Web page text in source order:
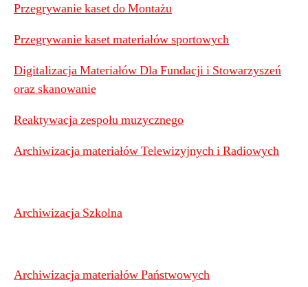
Przegrywanie kaset do Montażu
Przegrywanie kaset materiałów sportowych
Digitalizacja Materiałów Dla Fundacji i Stowarzyszeń
oraz skanowanie
Reaktywacja zespołu muzycznego
Archiwizacja materiałów Telewizyjnych i Radiowych
Archiwizacja Szkolna
Archiwizacja materiałów Państwowych